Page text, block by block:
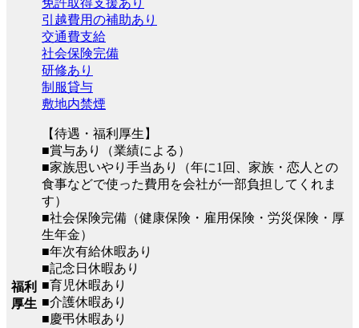
福利
厚生
免許取得支援あり
引越費用の補助あり
交通費支給
社会保険完備
研修あり
制服貸与
敷地内禁煙
【待遇・福利厚生】
■賞与あり（業績による）
■家族思いやり手当あり（年に1回、家族・恋人との
食事などで使った費用を会社が一部負担してくれま
す）
■社会保険完備（健康保険・雇用保険・労災保険・厚
生年金）
■年次有給休暇あり
■記念日休暇あり
■育児休暇あり
■介護休暇あり
■慶弔休暇あり